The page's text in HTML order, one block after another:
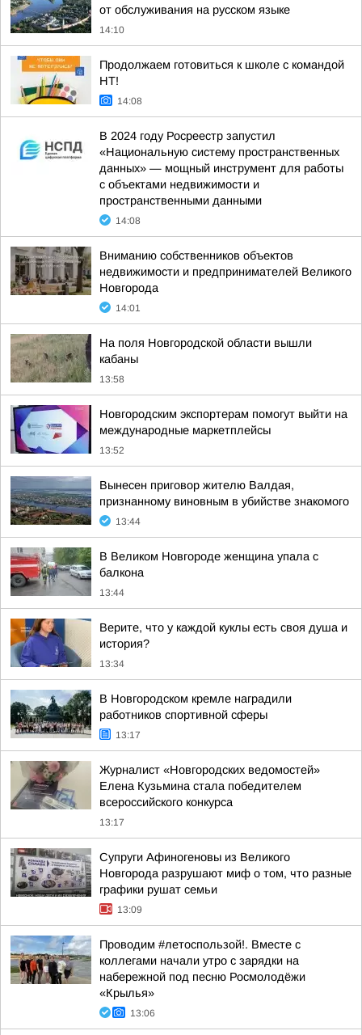
от обслуживания на русском языке
14:10
Продолжаем готовиться к школе с командой
НТ!
14:08
В 2024 году Росреестр запустил
«Национальную систему пространственных
данных» — мощный инструмент для работы
с объектами недвижимости и
пространственными данными
14:08
Вниманию собственников объектов
недвижимости и предпринимателей Великого
Новгорода
14:01
На поля Новгородской области вышли
кабаны
13:58
Новгородским экспортерам помогут выйти на
международные маркетплейсы
13:52
Вынесен приговор жителю Валдая,
признанному виновным в убийстве знакомого
13:44
В Великом Новгороде женщина упала с
балкона
13:44
Верите, что у каждой куклы есть своя душа и
история?
13:34
В Новгородском кремле наградили
работников спортивной сферы
13:17
Журналист «Новгородских ведомостей»
Елена Кузьмина стала победителем
всероссийского конкурса
13:17
Супруги Афиногеновы из Великого
Новгорода разрушают миф о том, что разные
графики рушат семьи
13:09
Проводим #летоспользой!. Вместе с
коллегами начали утро с зарядки на
набережной под песню Росмолодёжи
«Крылья»
13:06